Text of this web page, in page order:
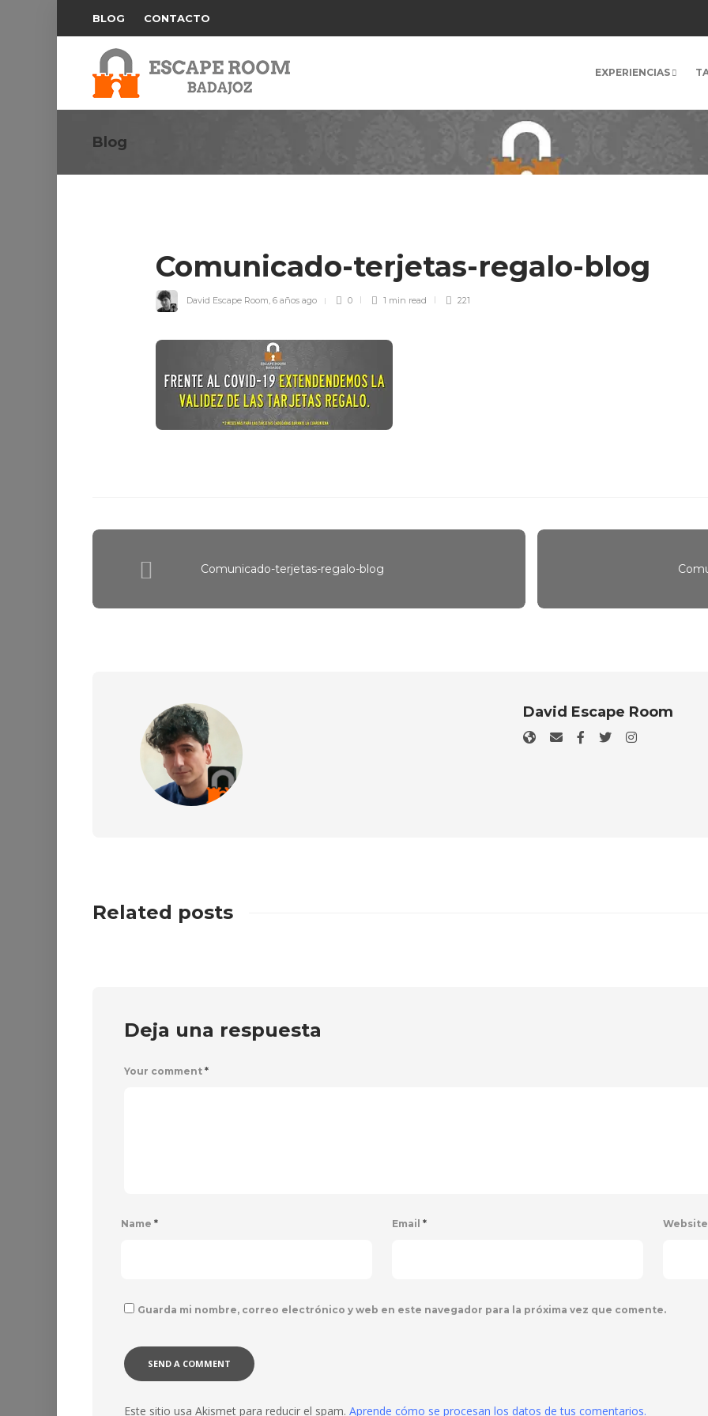
BLOG CONTACTO
EXPERIENCIAS
Blog
Comunicado-terjetas-regalo-blog
David Escape Room, 6 años ago 0 1 min read 221
Comunicado-terjetas-regalo-blog
David Escape Room
Related posts
Deja una respuesta
Your comment *
Name * Email * Website
Guarda mi nombre, correo electrónico y web en este navegador para la próxima vez que comente.
Este sitio usa Akismet para reducir el spam. Aprende cómo se procesan los datos de tus comentarios.